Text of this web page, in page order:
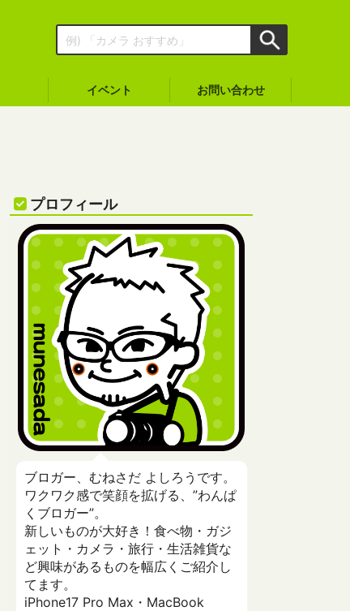
イベント お問い合わせ
プロフィール
ブロガー、むねさだ よしろうです。
ワクワク感で笑顔を拡げる、”わんぱ
くブロガー”。
新しいものが大好き！食べ物・ガジ
ェット・カメラ・旅行・生活雑貨な
ど興味があるものを幅広くご紹介し
てます。
iPhone17 Pro Max・MacBook